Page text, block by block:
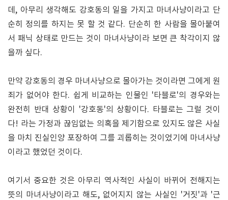
데, 아무리 생각해도 강호동의 일을 가지고 마녀사냥이라고 단
순히 정의를 하지는 못 할 것 같다. 단순히 한 사람을 몰아붙여
서 패닉 상태로 만드는 것이 마녀사냥이라 보면 큰 착각이지 않
을까 싶다.
만약 강호동의 경우 마녀사냥으로 몰아가는 것이라면 그에게 원
죄가 없어야 한다. 쉽게 비교하는 인물인 '타블로'의 경우와는
완전히 반대 상황이 '강호동'의 상황이다. 타블로는 그럴 것이
다! 라는 가정과 끊임없는 의혹을 제기함으로 있지도 않은 사실
을 마치 진실인양 포장하여 그를 괴롭히는 것이었기에 마녀사냥
이라고 했었던 것이다.
여기서 중요한 것은 아무리 역사적인 사실이 바뀌어 전해지는
뜻의 마녀사냥이라고 해도, 없어지지 않는 사실인 '거짓'과 '근